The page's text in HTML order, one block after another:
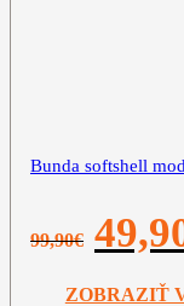
Bunda softshell
99,90€
Pôvodná
cena
99,90€.
ZOBRAZIŤ